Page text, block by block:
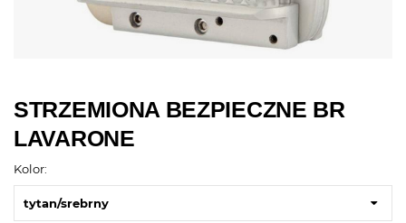
STRZEMIONA BEZPIECZNE BR
LAVARONE
Kolor:
tytan/srebrny